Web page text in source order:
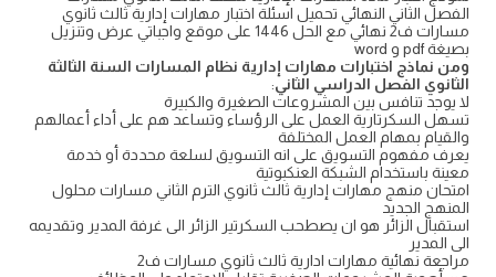
الفصل الثاني النهائي تحميل اسئلة اختبار مهارات إدارية ثالث ثانوي
مسارات ف2 نهائي مع الحل 1446 على موقع واجباتي عرض وتنزيل
بصيغة pdf و word
ومن نماذج اختبارات مهارات إدارية نظام المسارات السنة الثالثة
الثانوي الفصل الدراسي الثاني:
لا يوجد تنافس بين المشروعات الصغيرة والكبيرة
تسهل السكرتارية العمل على الرؤساء وتساعد هم على أداء أعمالهم
والقيام بمهام العمل المختلفة
يعرف مفهوم التسويق على انه التسويق لسلعة محددة أو خدمة
معينة باستخدام الشبكة العنكبوتية
امتحان منهج مهارات إدارية ثالث ثانوي الترم الثاني مسارات محلول
المنهج الجديد
استقبال الزائر هو ان يصطحب السكرتير الزائر الى غرفة المدير وتقديمه
الى المدير
مراجعة نهائية مهارات ادارية ثالث ثانوي مسارات ف2